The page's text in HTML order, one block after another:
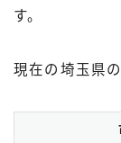
す。
現在の埼玉県